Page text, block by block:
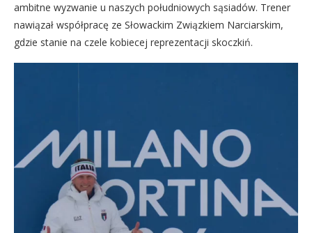
ambitne wyzwanie u naszych południowych sąsiadów. Trener
nawiązał współpracę ze Słowackim Związkiem Narciarskim,
gdzie stanie na czele kobiecej reprezentacji skoczkiń.